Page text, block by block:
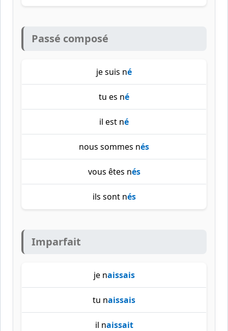
Passé composé
je suis né
tu es né
il est né
nous sommes nés
vous êtes nés
ils sont nés
Imparfait
je naissais
tu naissais
il naissait